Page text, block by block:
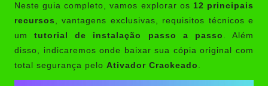
Neste guia completo, vamos explorar os 12 principais
recursos
, vantagens exclusivas, requisitos técnicos e
umtutorial de instalação passo a passo
. Além
disso, indicaremos onde baixar sua cópia original com
total segurança pelo Ativador Crackeado